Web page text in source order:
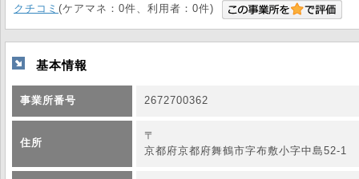
クチコミ (ケアマネ：0件、利用者：0件)
基本情報
事業所番号 2672700362
住所
〒
京都府京都府舞鶴市字布敷小字中島52-1